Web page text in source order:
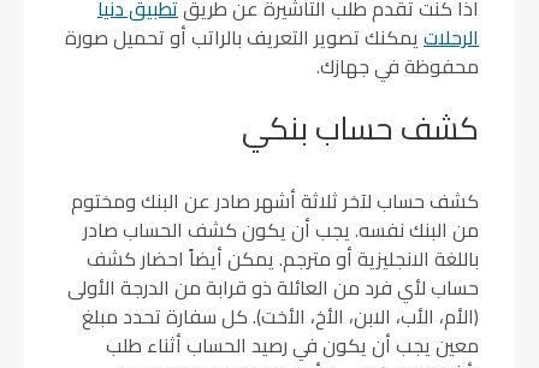
اذا كنت تقدم طلب التأشيرة عن طريقتطبيق دنيا
الرحلاتيمكنك تصوير التعريف بالراتب أو تحميل صورة
محفوظة في جهازك.
كشف حساب بنكي
كشف حساب لآخر ثلاثة أشهر صادر عن البنك ومختوم
من البنك نفسه. يجب أن يكون كشف الحساب صادر
باللغة الانجليزية أو مترجم. يمكن أيضاً احضار كشف
حساب لأي فرد من العائلة ذو قرابة من الدرجة الأولى
(الأم، الأب، الابن، الأخ، الأخت). كل سفارة تحدد مبلغ
معين يجب أن يكون في رصيد الحساب أثناء طلب